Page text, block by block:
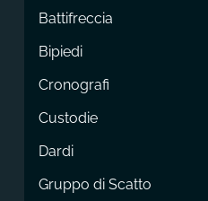
Battifreccia
Bipiedi
Cronografi
Custodie
Dardi
Gruppo di Scatto